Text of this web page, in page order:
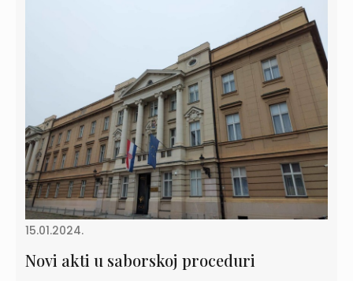
15.01.2024.
Novi akti u saborskoj proceduri